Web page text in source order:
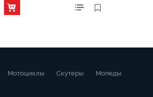
Мотоциклы Скутеры Мопеды